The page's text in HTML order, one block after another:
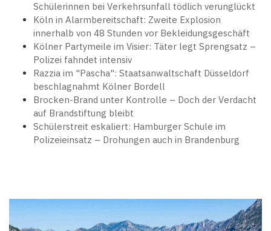
Schülerinnen bei Verkehrsunfall tödlich verunglückt
Köln in Alarmbereitschaft: Zweite Explosion
innerhalb von 48 Stunden vor Bekleidungsgeschäft
Kölner Partymeile im Visier: Täter legt Sprengsatz –
Polizei fahndet intensiv
Razzia im "Pascha": Staatsanwaltschaft Düsseldorf
beschlagnahmt Kölner Bordell
Brocken-Brand unter Kontrolle – Doch der Verdacht
auf Brandstiftung bleibt
Schülerstreit eskaliert: Hamburger Schule im
Polizeieinsatz – Drohungen auch in Brandenburg